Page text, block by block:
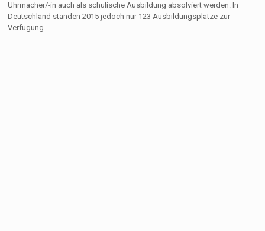
Uhrmacher/-in auch als schulische Ausbildung absolviert werden. In
Deutschland standen 2015 jedoch nur 123 Ausbildungsplätze zur
Verfügung.